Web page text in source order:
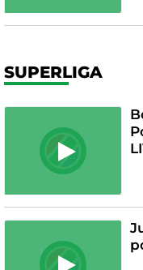
SUPERLIGA